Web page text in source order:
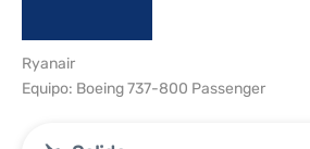
Ryanair
Equipo: Boeing 737-800 Passenger